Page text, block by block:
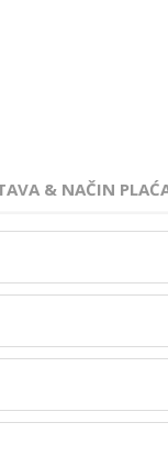
& NAČIN